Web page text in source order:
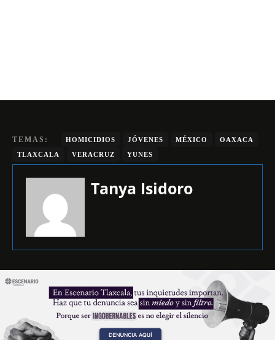
TEMAS: HOMICIDIOS JÓVENES MÉXICO
OAXACA
TLAXCALA
VERACRUZ YUNES
Tanya Isidoro